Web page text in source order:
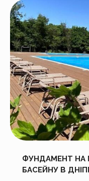
ФУНДАМЕНТ НА
БАСЕЙНУ В